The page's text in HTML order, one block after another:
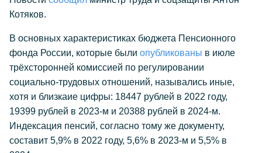
Котяков.
В основных характеристиках бюджета Пенсионного
фонда России, которые были опубликованы в июле
трёхсторонней комиссией по регулировании
социально-трудовых отношений, назывались иные,
хотя и близкаие цифры: 18447 рублей в 2022 году,
19399 рублей в 2023-м и 20388 рублей в 2024-м.
Индексация пенсий, согласно тому же документу,
составит 5,9% в 2022 году, 5,6% в 2023-м и 5,5% в